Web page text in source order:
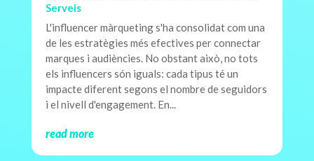
Serveis
L'influencer màrqueting s'ha consolidat com una
de les estratègies més efectives per connectar
marques i audiències. No obstant això, no tots
els influencers són iguals: cada tipus té un
impacte diferent segons el nombre de seguidors
i el nivell d'engagement. En...
read more